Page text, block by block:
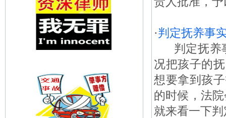
·判定抚养事
判定抚养
况把孩子的
想要拿到孩
的时候，法
就来看一下